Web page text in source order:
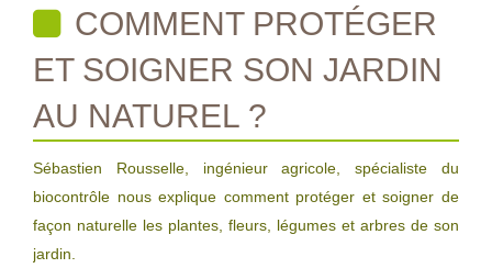
COMMENT PROTÉGER
ET SOIGNER SON JARDIN
AU NATUREL ?
Sébastien Rousselle, ingénieur agricole, spécialiste du
biocontrôle nous explique comment protéger et soigner de
façon naturelle les plantes, fleurs, légumes et arbres de son
jardin.